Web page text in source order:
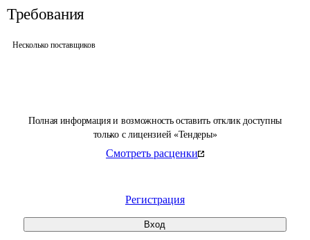
Полная информация и возможность оставить отклик доступны
только с лицензией «Тендеры»
Смотреть расценки
Регистрация
Вход
Требования
Несколько поставщиков